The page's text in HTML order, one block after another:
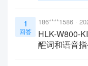
1
回答
186****1586
HLK-W800-
醒词和语音指